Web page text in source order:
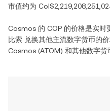
市值约为
Cosmos 的 COP 的价格是实时
比索 兑换其他主流数字货币的
Cosmos (ATOM) 和其他数字货